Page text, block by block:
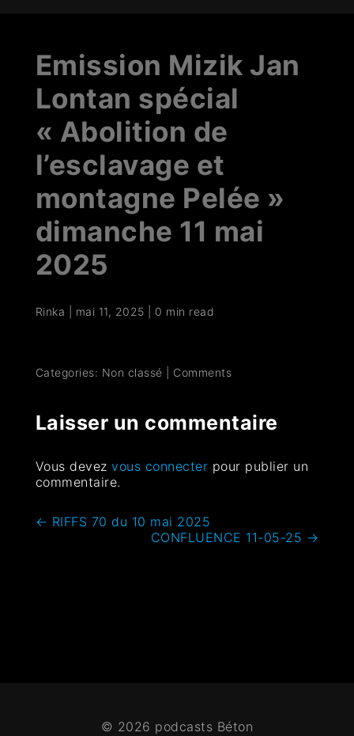
Emission Mizik Jan
Lontan spécial
« Abolition de
l’esclavage et
montagne Pelée »
dimanche 11 mai
2025
Rinka mai 11, 2025 0 min read
Categories: Non classé Comments
Laisser un commentaire
Vous devezvous connecter pour publier un
commentaire.
← RIFFS 70 du 10 mai 2025
CONFLUENCE 11-05-25 →
© 2026 podcasts Béton